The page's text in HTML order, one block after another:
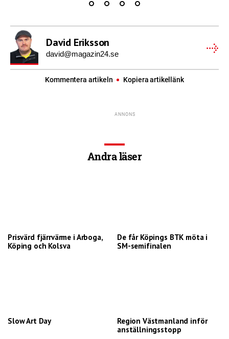
David Eriksson
david@magazin24.se
Kommentera artikeln Kopiera artikellänk
Andra läser
Prisvärd fjärrvärme i Arboga,
Köping och Kolsva
De får Köpings BTK möta i
SM-semifinalen
Slow Art Day
Region Västmanland inför
anställningsstopp